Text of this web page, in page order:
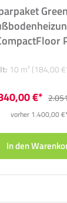
10 m² (184,00
€*
vorher 1.400,00
In den